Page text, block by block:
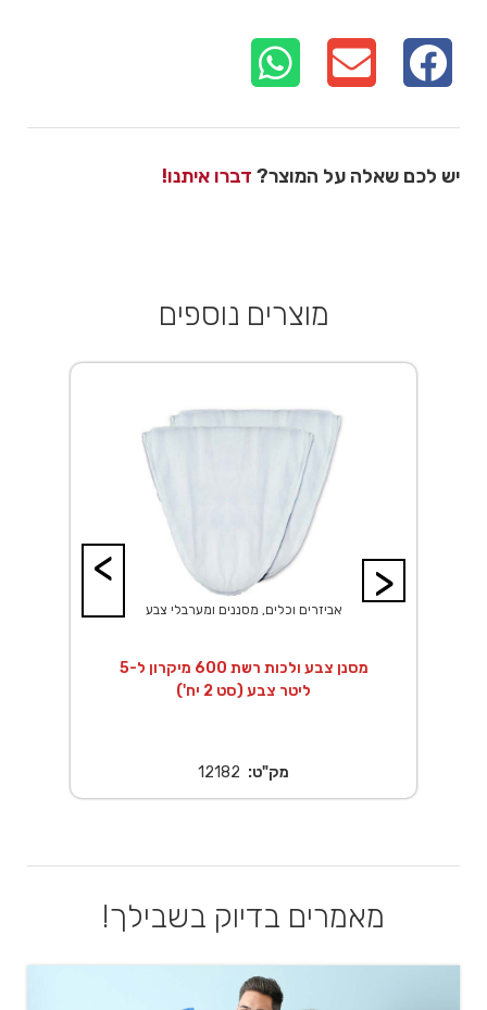
יש לכם שאלה על המוצר? דברו איתנו!
מוצרים נוספים
>
אביזרים וכלים, מסננים ומערבלי צבע
מסנן צבע ולכות רשת 600 מיקרון ל-5
ליטר צבע (סט 2 יח')
מק"ט: 12182
<
מאמרים בדיוק בשבילך!